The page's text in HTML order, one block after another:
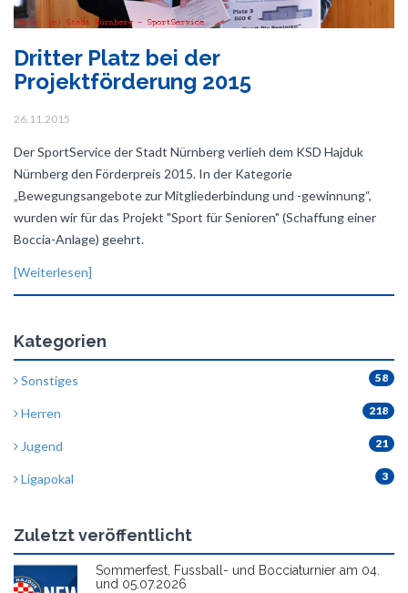
Dritter Platz bei der
Projektförderung 2015
26.11.2015
Der SportService der Stadt Nürnberg verlieh dem KSD Hajduk
Nürnberg den Förderpreis 2015. In der Kategorie
„Bewegungsangebote zur Mitgliederbindung und -gewinnung“,
wurden wir für das Projekt "Sport für Senioren" (Schaffung einer
Boccia-Anlage) geehrt.
[Weiterlesen]
Kategorien
Sonstiges 58
Herren 218
Jugend 21
Ligapokal 3
Zuletzt veröffentlicht
Sommerfest, Fussball- und Bocciaturnier am 04.
und 05.07.2026